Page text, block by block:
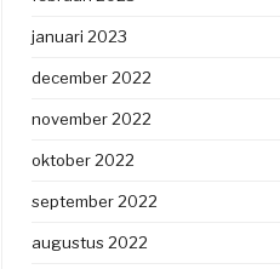
januari 2023
december 2022
november 2022
oktober 2022
september 2022
augustus 2022